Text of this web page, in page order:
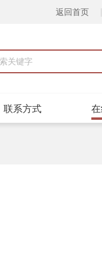
返回首页 |
联系方式